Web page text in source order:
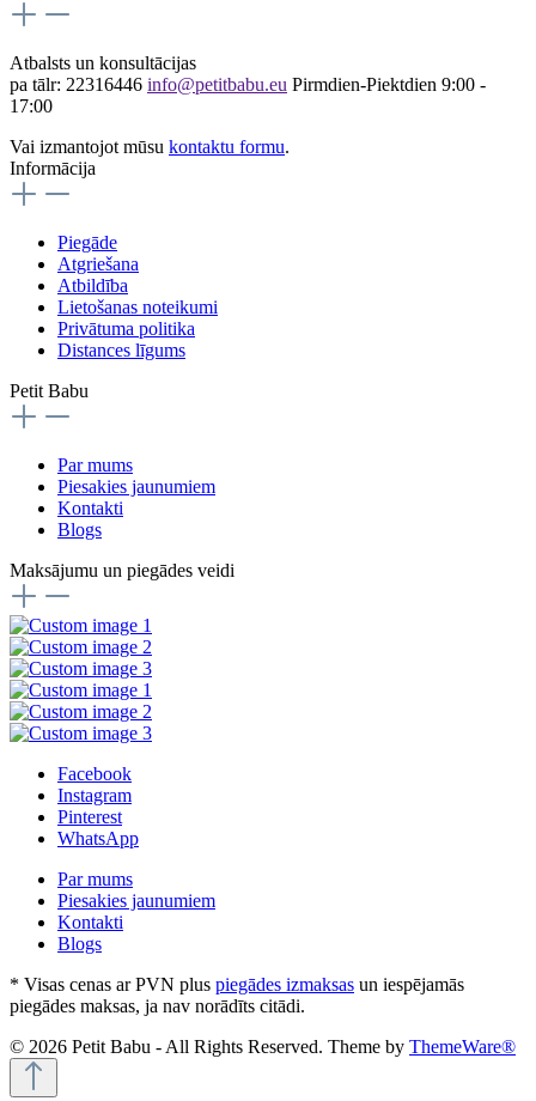
Atbalsts un konsultācijas
pa tālr: 22316446 info@petitbabu.eu Pirmdien-Piektdien 9:00 -
17:00
Vai izmantojot mūsu kontaktu formu.
Informācija
Piegāde
Atgriešana
Atbildība
Lietošanas noteikumi
Privātuma politika
Distances līgums
Petit Babu
Par mums
Piesakies jaunumiem
Kontakti
Blogs
Maksājumu un piegādes veidi
Facebook
Instagram
Pinterest
WhatsApp
Par mums
Piesakies jaunumiem
Kontakti
Blogs
* Visas cenas ar PVN plus piegādes izmaksas un iespējamās
piegādes maksas, ja nav norādīts citādi.
© 2026 Petit Babu - All Rights Reserved. Theme by ThemeWare®